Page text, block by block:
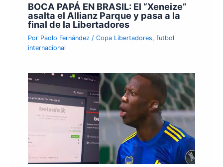
BOCA PAPÁ EN BRASIL: El “Xeneize”
asalta el Allianz Parque y pasa a la
final de la Libertadores
Por Paolo Fernández/Copa Libertadores,futbol
internacional